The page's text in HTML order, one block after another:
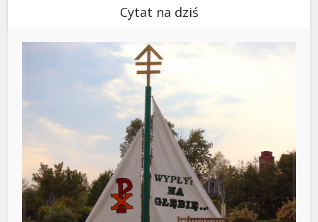
Cytat na dziś